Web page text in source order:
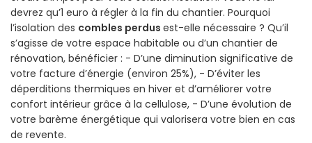
devrez qu’1 euro à régler à la fin du chantier. Pourquoi
l’isolation des combles perdus est-elle nécessaire ? Qu’il
s’agisse de votre espace habitable ou d’un chantier de
rénovation, bénéficier : - D’une diminution significative de
votre facture d’énergie (environ 25%), - D’éviter les
déperditions thermiques en hiver et d’améliorer votre
confort intérieur grâce à la cellulose, - D’une évolution de
votre barème énergétique qui valorisera votre bien en cas
de revente.